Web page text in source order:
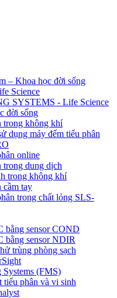
– Khoa học đời sống
Science
SYSTEMS - Life Science
đời sống
trong không khí
dụng máy đếm tiểu phân
online
trong dung dịch
trong không khí
cầm tay
trong chất lỏng SLS-
bằng sensor COND
bằng sensor NDIR
trùng phòng sạch
(FMS)
tiểu phân và vi sinh